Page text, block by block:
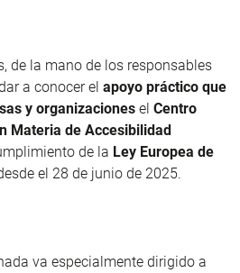
de la mano de los responsables
a conocer el apoyo práctico que
y organizaciones el Centro
Materia de Accesibilidad
de la Ley Europea de
el 28 de junio de 2025.
va especialmente dirigido a